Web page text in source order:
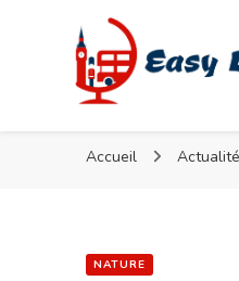
Easy
Easy
Accueil
NATURE